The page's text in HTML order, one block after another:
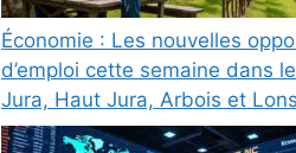
Économie : Les nouvelles
d’emploi cette semaine dans
Jura, Haut Jura, Arbois et Lons